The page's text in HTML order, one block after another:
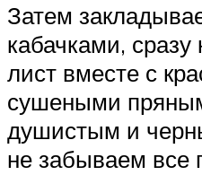
Затем
кабачками,
лист вместе с
сушеными
душистым и
не забываем все